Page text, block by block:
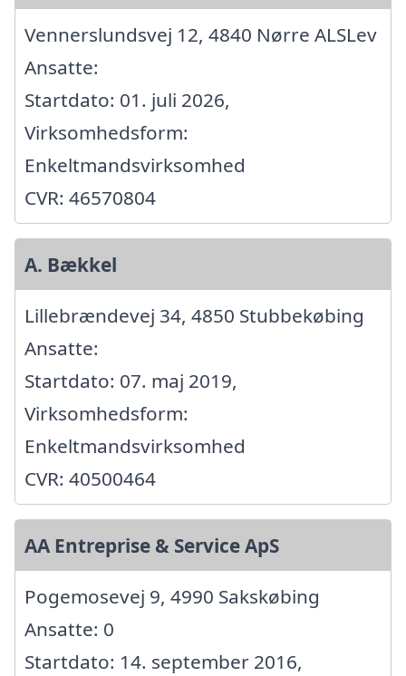
Vennerslundsvej 12, 4840 Nørre ALSLev
Ansatte:
Startdato: 01. juli 2026,
Virksomhedsform:
Enkeltmandsvirksomhed
CVR: 46570804
A. Bækkel
Lillebrændevej 34, 4850 Stubbekøbing
Ansatte:
Startdato: 07. maj 2019,
Virksomhedsform:
Enkeltmandsvirksomhed
CVR: 40500464
AA Entreprise & Service ApS
Pogemosevej 9, 4990 Sakskøbing
Ansatte: 0
Startdato: 14. september 2016,